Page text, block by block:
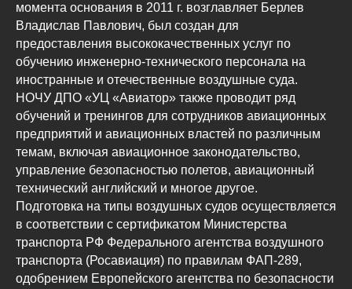
момента основания в 2011 г. возглавляет Берлев
Владислав Павлович, был создан для
предоставления высококачественных услуг по
обучению инженерно-технического персонала на
иностранные и отечественные воздушные суда.
НОЧУ ДПО «УЦ «Авиатор» также проводит ряд
обучений и тренингов для сотрудников авиационных
предприятий и авиационных властей по различным
темам, включая авиационное законодательство,
управление безопасностью полетов, авиационный
технический английский и многое другое.
Подготовка на типы воздушных судов осуществляется
в соответствии с сертификатом Министерства
транспорта РФ Федерального агентства воздушного
транспорта (Росавиация) по правилам ФАП-289,
одобрением Европейского агентства по безопасности